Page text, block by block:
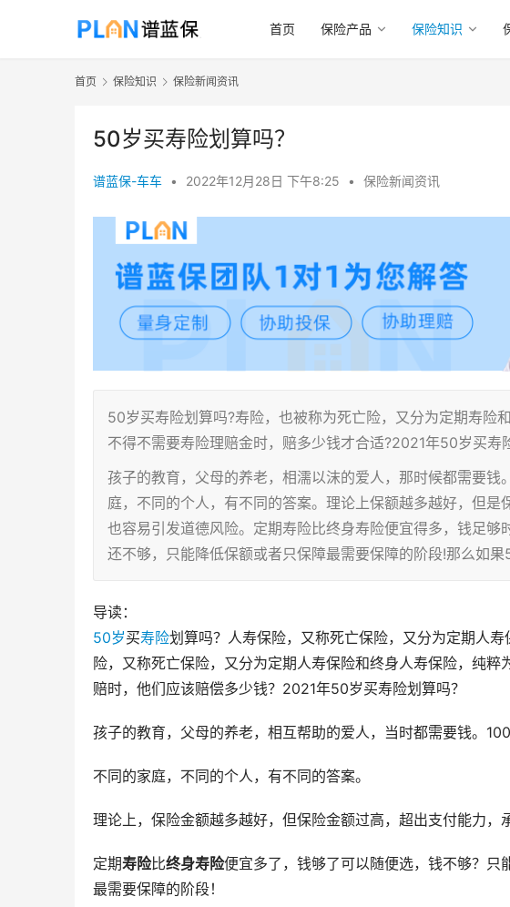
首页 保险产品 保险知识
首页 保险知识 保险新闻资讯
50岁买寿险划算吗？
谱蓝保-车车 • 2022年12月28日 下午8:25 • 保险新闻资讯
50岁买寿险划算吗?寿险，也被称为死亡险，又分为定期寿险
不得不需要寿险理赔金时，赔多少钱才合适?2021年50岁买寿
孩子的教育，父母的养老，相濡以沫的爱人，那时候都需要
庭，不同的个人，有不同的答案。理论上保额越多越好，但是
也容易引发道德风险。定期寿险比终身寿险便宜得多，钱足
还不够，只能降低保额或者只保障最需要保障的阶段!那么如
导读：
50岁买寿险划算吗？人寿保险，又称死亡保险，又分为定期人
险，又称死亡保险，又分为定期人寿保险和终身人寿保险，纯
赔时，他们应该赔偿多少钱？2021年50岁买寿险划算吗？
孩子的教育，父母的养老，相互帮助的爱人，当时都需要钱。
不同的家庭，不同的个人，有不同的答案。
理论上，保险金额越多越好，但保险金额过高，超出支付能力，
定期寿险比终身寿险便宜多了，钱够了可以随便选，钱不够？只
最需要保障的阶段！